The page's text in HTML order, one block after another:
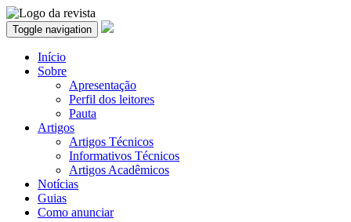
Toggle navigation
Início
Sobre
Apresentação
Perfil dos leitores
Pauta
Artigos
Artigos Técnicos
Informativos Técnicos
Artigos Acadêmicos
Notícias
Guias
Como anunciar